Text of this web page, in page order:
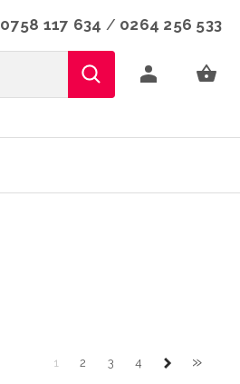
0758 117 634 / 0264 256 533
1 2 3 4 »